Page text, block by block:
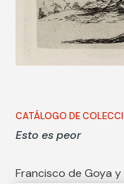
CATÁLOGO DE
Esto es peor
Francisco de Goya